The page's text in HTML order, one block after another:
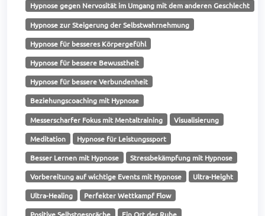
Hypnose gegen Nervosität im Umgang mit dem anderen Geschlecht
Hypnose zur Steigerung der Selbstwahrnehmung
Hypnose für besseres Körpergefühl
Hypnose für bessere Bewusstheit
Hypnose für bessere Verbundenheit
Beziehungscoaching mit Hypnose
Messerscharfer Fokus mit Mentaltraining Visualisierung
Meditation Hypnose für Leistungssport
Besser Lernen mit Hypnose Stressbekämpfung mit Hypnose
Vorbereitung auf wichtige Events mit Hypnose Ultra-Height
Ultra-Healing Perfekter Wettkampf Flow